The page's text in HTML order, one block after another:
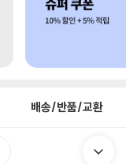
배송/반품/교환